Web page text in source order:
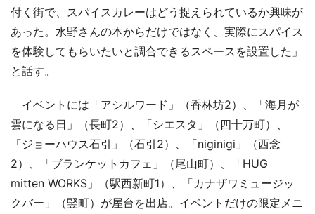
付く街で、スパイスカレーはどう捉えられているか興味が
あった。水野さんの本からだけではなく、実際にスパイス
を体験してもらいたいと調合できるスペースを設置した」
と話す。
イベントには「アシルワード」（香林坊2）、「海月が
雲になる日」（長町2）、「シエスタ」（四十万町）、
「ジョーハウス石引」（石引2）、「niginigi」（西念
2）、「ブランケットカフェ」（尾山町）、「HUG
mitten WORKS」（駅西新町1）、「カナザワミュージッ
クバー」（竪町）が屋台を出店。イベントだけの限定メニ